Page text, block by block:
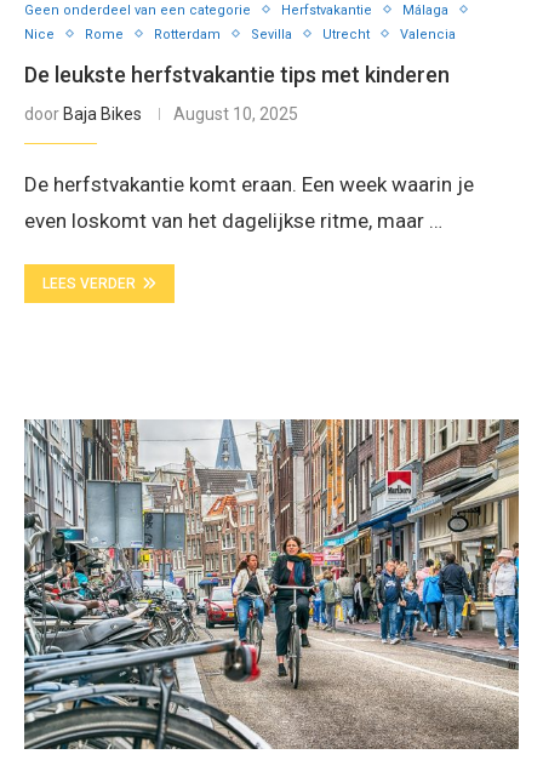
Geen onderdeel van een categorie
Herfstvakantie
Málaga
Nice
Rome Rotterdam Sevilla Utrecht Valencia
De leukste herfstvakantie tips met kinderen
door Baja Bikes August 10, 2025
De herfstvakantie komt eraan. Een week waarin je
even loskomt van het dagelijkse ritme, maar …
LEES VERDER